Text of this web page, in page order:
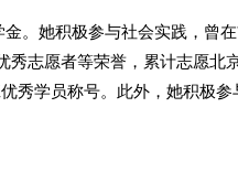
。她积极参与社会实践，曾
秀志愿者等荣誉，累计志愿北
秀学员称号。此外，她积极